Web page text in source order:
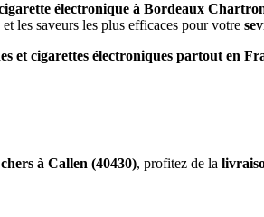
électronique à Bordeaux
les saveurs les plus efficaces pour votre
et cigarettes électroniques partout en
à Callen (40430), profitez de la